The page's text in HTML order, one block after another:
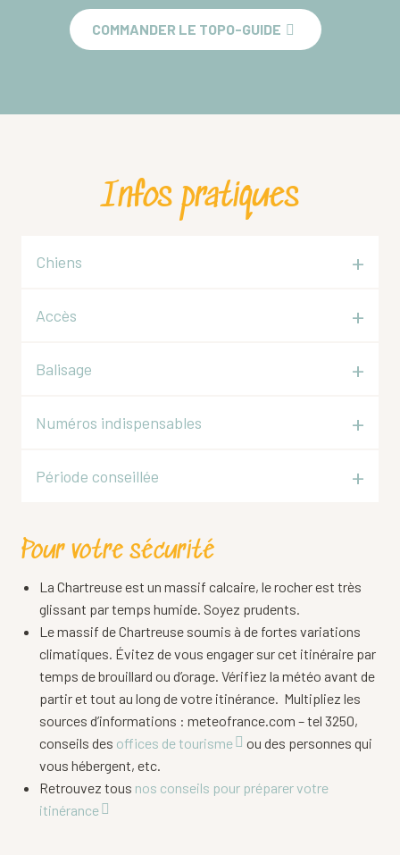
COMMANDER LE TOPO-GUIDE
Infos pratiques
Chiens
Accès
Balisage
Numéros indispensables
Période conseillée
Pour votre sécurité
La Chartreuse est un massif calcaire, le rocher est très
glissant par temps humide. Soyez prudents.
Le massif de Chartreuse soumis à de fortes variations
climatiques. Évitez de vous engager sur cet itinéraire par
temps de brouillard ou d’orage. Vérifiez la météo avant de
partir et tout au long de votre itinérance. Multipliez les
sources d’informations : meteofrance.com – tel 3250,
conseils des offices de tourisme
ou des personnes qui
vous hébergent, etc.
Retrouvez tous nos conseils pour préparer votre
itinérance